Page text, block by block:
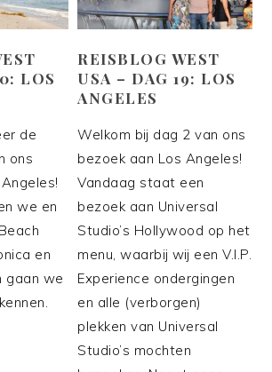
LOS
de
ons
we en
en
gaan we
REISBLOG WEST
USA – DAG 19: LOS
ANGELES
Welkom bij dag 2 van ons
bezoek aan Los Angeles!
Vandaag staat een
bezoek aan Universal
Studio’s Hollywood op het
menu, waarbij wij een V.I.P.
Experience ondergingen
en alle (verborgen)
plekken van Universal
Studio’s mochten